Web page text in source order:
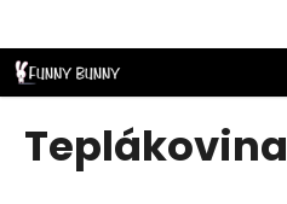
obsah
Teplákovina
o
í
C
o